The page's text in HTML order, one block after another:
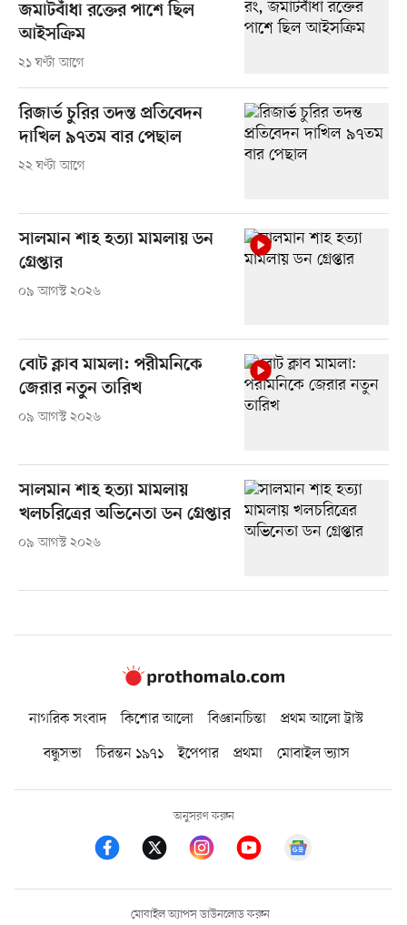
জমাটবাঁধা রক্তের পাশে ছিল
আইসক্রিম
২১ ঘণ্টা আগে
রিজার্ভ চুরির তদন্ত প্রতিবেদন
দাখিল ৯৭তম বার পেছাল
২২ ঘণ্টা আগে
সালমান শাহ হত্যা মামলায় ডন
গ্রেপ্তার
০৯ আগস্ট ২০২৬
বোট ক্লাব মামলা: পরীমনিকে
জেরার নতুন তারিখ
০৯ আগস্ট ২০২৬
সালমান শাহ হত্যা মামলায়
খলচরিত্রের অভিনেতা ডন গ্রেপ্তার
০৯ আগস্ট ২০২৬
নাগরিক সংবাদ কিশোর আলো বিজ্ঞানচিন্তা
প্রথম আলো ট্রাস্ট
বন্ধুসভা
চিরন্তন ১৯৭১ ইপেপার প্রথমা মোবাইল ভ্যাস
অনুসরণ করুন
মোবাইল অ্যাপস ডাউনলোড করুন